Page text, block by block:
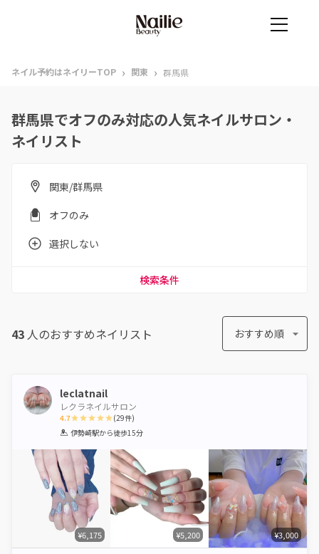
ネイル予約はネイリーTOP › 関東 › 群馬県
群馬県でオフのみ対応の人気ネイルサロン・
ネイリスト
関東/群馬県
オフのみ
選択しない
検索条件
43 人のおすすめネイリスト おすすめ順
leclatnail
レクラネイルサロン
4.7
1 2 3 4 5
(29件)
伊勢崎駅から徒歩15分
¥6,175 ¥5,200 ¥3,000